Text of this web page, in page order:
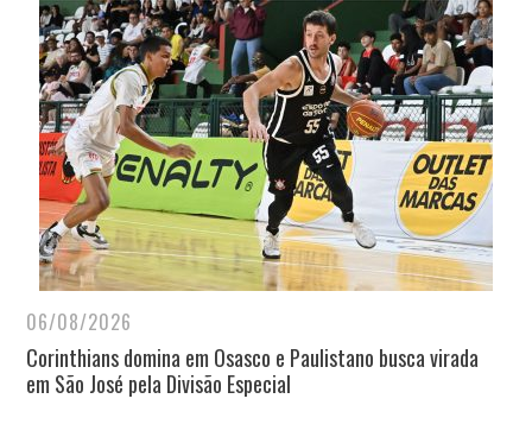
06/08/2026
Corinthians domina em Osasco e Paulistano busca virada
em São José pela Divisão Especial